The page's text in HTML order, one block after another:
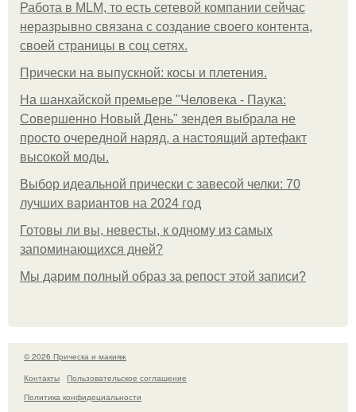
Работа в MLM, то есть сетевой компании сейчас
неразрывно связана с создание своего контента,
своей страницы в соц сетях.
Прически на выпускной: косы и плетения.
На шанхайской премьере "Человека - Паука:
Совершенно Новый День" зендея выбрала не
просто очередной наряд, а настоящий артефакт
высокой моды.
Выбор идеальной прически с завесой челки: 70
лучших вариантов на 2024 год
Готовы ли вы, невесты, к одному из самых
запоминающихся дней?
Мы дарим полный образ за репост этой записи?
© 2026 Прическа и макияж
Контакты
Пользовательское соглашение
Политика конфидециальности